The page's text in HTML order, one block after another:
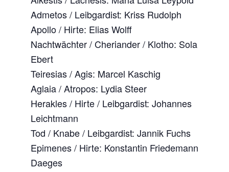
Admetos / Leibgardist: Kriss Rudolph
Apollo / Hirte: Elias Wolff
Nachtwächter / Cheriander / Klotho: Sola
Ebert
Teiresias / Agis: Marcel Kaschig
Aglaia / Atropos: Lydia Steer
Herakles / Hirte / Leibgardist: Johannes
Leichtmann
Tod / Knabe / Leibgardist: Jannik Fuchs
Epimenes / Hirte: Konstantin Friedemann
Daeges